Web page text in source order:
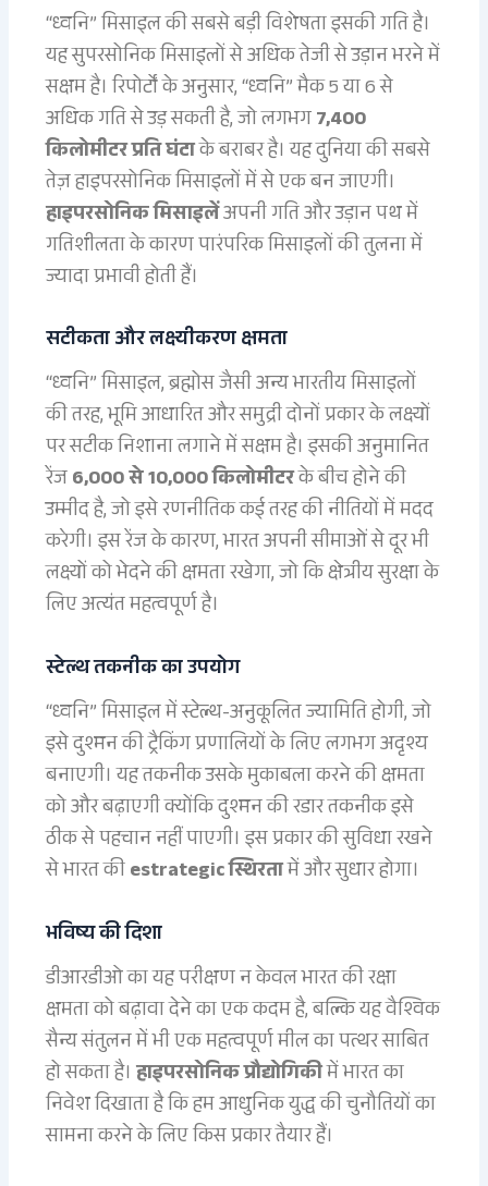
“ध्वनि” मिसाइल की सबसे बड़ी विशेषता इसकी गति है।
यह सुपरसोनिक मिसाइलों से अधिक तेजी से उड़ान भरने में
सक्षम है। रिपोर्टों के अनुसार, “ध्वनि” मैक 5 या 6 से
अधिक गति से उड़ सकती है, जो लगभग7,400
किलोमीटर प्रति घंटाके बराबर है। यह दुनिया की सबसे
तेज़ हाइपरसोनिक मिसाइलों में से एक बन जाएगी।
हाइपरसोनिक मिसाइलेंअपनी गति और उड़ान पथ में
गतिशीलता के कारण पारंपरिक मिसाइलों की तुलना में
ज्यादा प्रभावी होती हैं।
सटीकता और लक्ष्यीकरण क्षमता
“ध्वनि” मिसाइल, ब्रह्मोस जैसी अन्य भारतीय मिसाइलों
की तरह, भूमि आधारित और समुद्री दोनों प्रकार के लक्ष्यों
पर सटीक निशाना लगाने में सक्षम है। इसकी अनुमानित
रेंज6,000 से 10,000 किलोमीटरके बीच होने की
उम्मीद है, जो इसे रणनीतिक कई तरह की नीतियों में मदद
करेगी। इस रेंज के कारण, भारत अपनी सीमाओं से दूर भी
लक्ष्यों को भेदने की क्षमता रखेगा, जो कि क्षेत्रीय सुरक्षा के
लिए अत्यंत महत्वपूर्ण है।
स्टेल्थ तकनीक का उपयोग
“ध्वनि” मिसाइल में स्टेल्थ-अनुकूलित ज्यामिति होगी, जो
इसे दुश्मन की ट्रैकिंग प्रणालियों के लिए लगभग अदृश्य
बनाएगी। यह तकनीक उसके मुकाबला करने की क्षमता
को और बढ़ाएगी क्योंकि दुश्मन की रडार तकनीक इसे
ठीक से पहचान नहीं पाएगी। इस प्रकार की सुविधा रखने
से भारत कीestrategic स्थिरतामें और सुधार होगा।
भविष्य की दिशा
डीआरडीओ का यह परीक्षण न केवल भारत की रक्षा
क्षमता को बढ़ावा देने का एक कदम है, बल्कि यह वैश्विक
सैन्य संतुलन में भी एक महत्वपूर्ण मील का पत्थर साबित
हो सकता है।हाइपरसोनिक प्रौद्योगिकीमें भारत का
निवेश दिखाता है कि हम आधुनिक युद्ध की चुनौतियों का
सामना करने के लिए किस प्रकार तैयार हैं।